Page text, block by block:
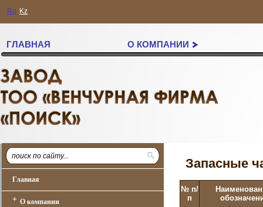
Ru Kz
ГЛАВНАЯ О КОМПАНИИ
Главная
+ О компании
Запасные
№ п/
п